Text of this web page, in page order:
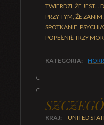
TWIERDZI, ŻE
PRZY TYM, ŻE ZANIM
SPOTKANIE,
POPEŁNIŁ TRZY
KATEGORIA:
KRAJ: UNITED